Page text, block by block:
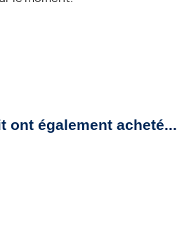
ont également acheté...